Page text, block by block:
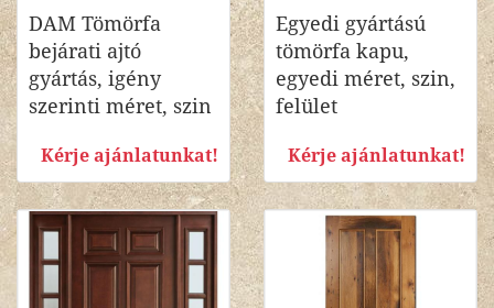
DAM Tömörfa
bejárati ajtó
gyártás, igény
szerinti méret, szin
Kérje ajánlatunkat!
Egyedi gyártású
tömörfa kapu,
egyedi méret, szin,
felület
Kérje ajánlatunkat!